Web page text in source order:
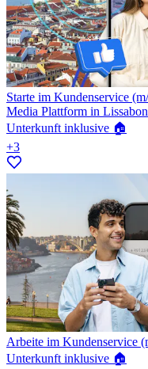
Starte im Kundenservice
Media Plattform in Lissabon
Unterkunft inklusive 🏠
+3
Arbeite im Kundenservice
Unterkunft inklusive 🏠